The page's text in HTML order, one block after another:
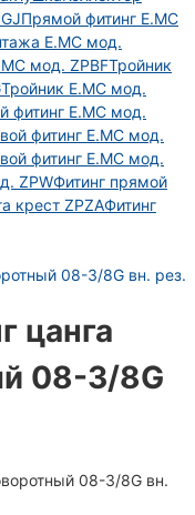
Прямой фитинг E.MC
E.MC мод.
мод. ZPBFТройник
Тройник E.MC мод.
фитинг E.MC мод.
фитинг E.MC мод.
фитинг E.MC мод.
ZPWФитинг прямой
крест ZPZAФитинг
08-3/8G вн. рез.
цанга
08-3/8G